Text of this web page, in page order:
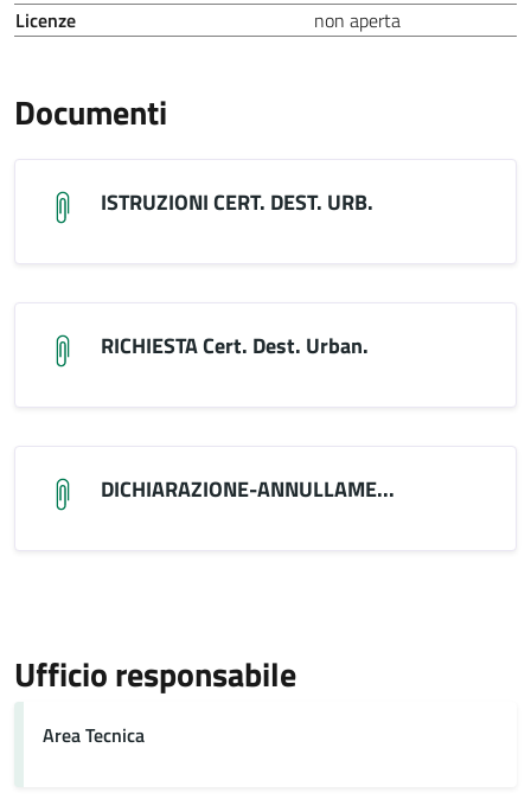
Licenze
non aperta
Documenti
ISTRUZIONI CERT. DEST. URB.
RICHIESTA Cert. Dest. Urban.
DICHIARAZIONE-ANNULLAME...
Ufficio responsabile
Area Tecnica